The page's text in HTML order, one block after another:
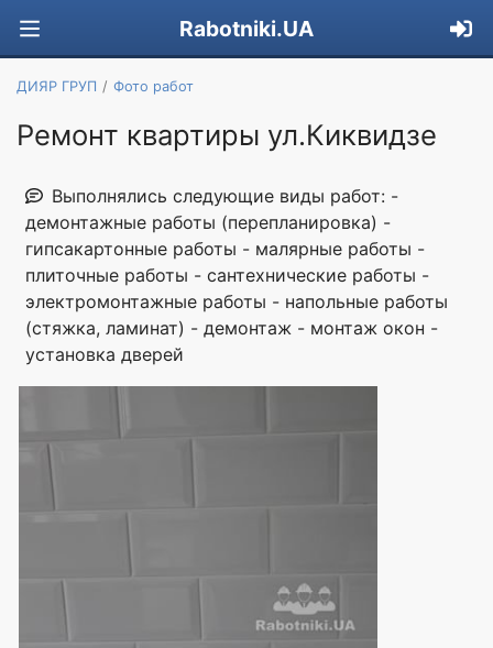
Rabotniki.UA
ДИЯР ГРУП Фото работ
Ремонт квартиры ул.Киквидзе
Выполнялись следующие виды работ: -
демонтажные работы (перепланировка) -
гипсакартонные работы - малярные работы -
плиточные работы - сантехнические работы -
электромонтажные работы - напольные работы
(стяжка, ламинат) - демонтаж - монтаж окон -
установка дверей